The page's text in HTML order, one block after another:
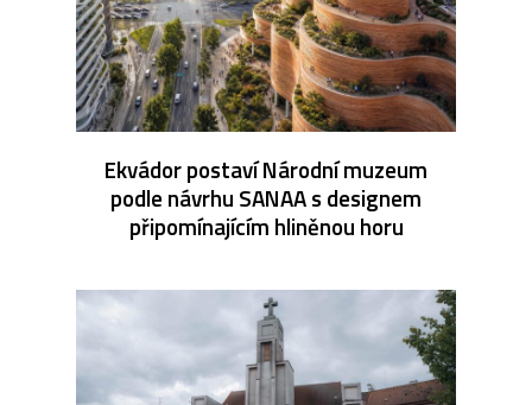
Ekvádor postaví Národní muzeum
podle návrhu SANAA s designem
připomínajícím hliněnou horu